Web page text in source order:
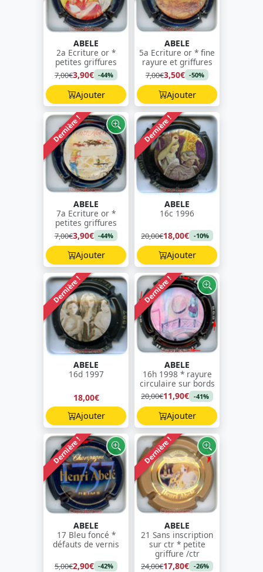
ABELE
2a Ecriture or *
petites griffures
7,00€3,90€ -44%
Ajouter
ABELE
5a Ecriture or * fine
rayure et griffures
7,00€3,50€ -50%
Ajouter
Dernière !
ABELE
7a Ecriture or *
petites griffures
7,00€3,90€ -44%
Ajouter
Dernière !
ABELE
16c 1996
20,00€18,00€ -10%
Ajouter
Dernière !
ABELE
16d 1997
18,00€
Ajouter
Dernière !
ABELE
16h 1998 * rayure
circulaire sur bords
20,00€11,90€ -41%
Ajouter
Dernière !
ABELE
17 Bleu foncé *
défauts de vernis
5,00€2,90€ -42%
Dernière !
ABELE
21 Sans inscription
sur ctr * petite
griffure /ctr
24,00€17,80€ -26%